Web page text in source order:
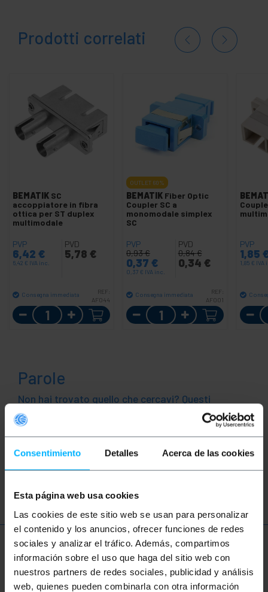
Consentimiento Detalles Acerca de las cookies
Esta página web usa cookies
Las cookies de este sitio web se usan para personalizar
el contenido y los anuncios, ofrecer funciones de redes
sociales y analizar el tráfico. Además, compartimos
información sobre el uso que haga del sitio web con
nuestros partners de redes sociales, publicidad y análisis
web, quienes pueden combinarla con otra información
Prodotti correlati
BEMATIK SC
accoppiatore in fibra
ottica per ST duplex
multimodale
PVP
6,42 €
6,42 € IVA inc.
PVD
5,78 €
Consegna immediata
REF:
AF044
Quantità
OUTLET 60%
BEMATIK Fiber Optic
Coupler SC a
monomodale simplex
SC
PVP
0,93€
0,37 €
0,37 € IVA inc.
PVD
0,84€
0,34 €
Consegna immediata
REF:
AF001
Quantità
PVP
1,85
1,85 € IVA
Parole
Non hai trovato quello che cercavi? Questi
argomenti potrebbero aiutarti
Rete Ethernet patch
Ulteriori informazioni